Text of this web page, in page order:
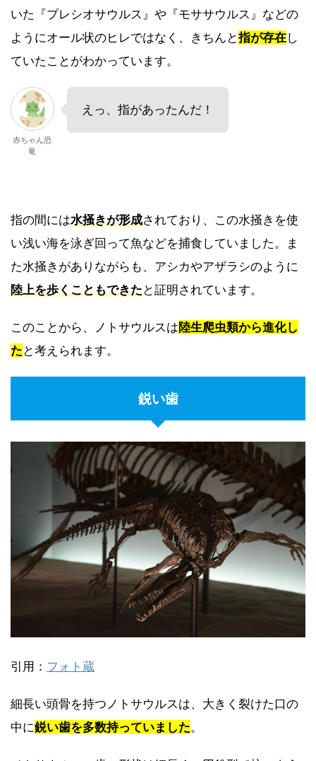
いた『プレシオサウルス』や『モササウルス』などの
ようにオール状のヒレではなく、きちんと指が存在し
ていたことがわかっています。
赤ちゃん恐
竜
えっ、指があったんだ！
指の間には水掻きが形成されており、この水掻きを使
い浅い海を泳ぎ回って魚などを捕食していました。ま
た水掻きがありながらも、アシカやアザラシのように
陸上を歩くこともできたと証明されています。
このことから、ノトサウルスは陸生爬虫類から進化し
た と考えられます。
鋭い歯
引用： フォト蔵
細長い頭骨を持つノトサウルスは、大きく裂けた口の
中に鋭い歯を多数持っていました。